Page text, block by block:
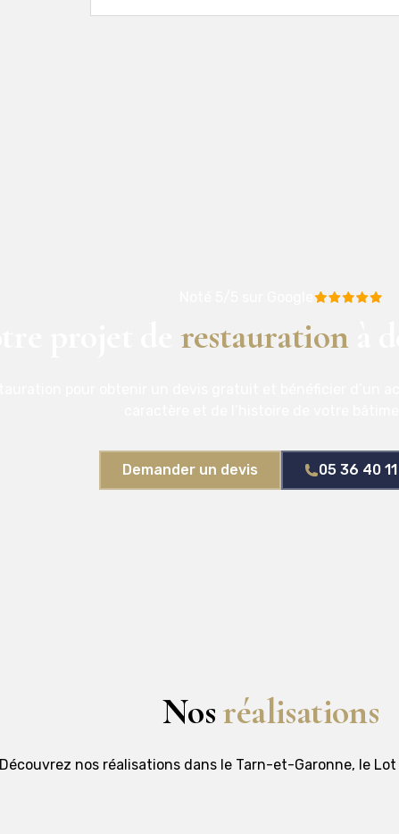
restaurationà
Demander un devis 05 36 40
Nosréalisations
Découvrez nos réalisations dans le Tarn-et-Garonne, le